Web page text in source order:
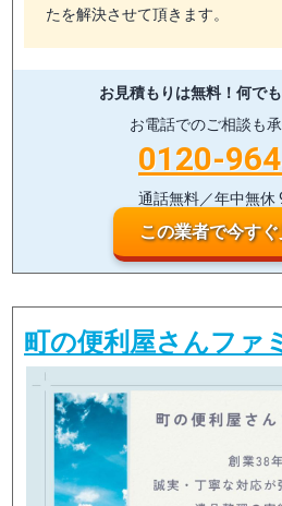
たを解決させて頂きます。
お見積もりは無料！ 何で
お電話でのご相談も
0120-
通話無料／年中無休
この業者で今す
町の便利屋さんファ